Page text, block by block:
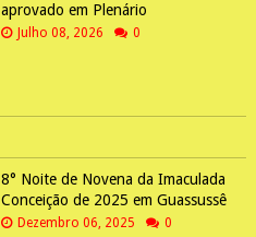
aprovado em Plenário
Julho 08, 2026 0
8° Noite de Novena da Imaculada
Conceição de 2025 em Guassussê
Dezembro 06, 2025 0